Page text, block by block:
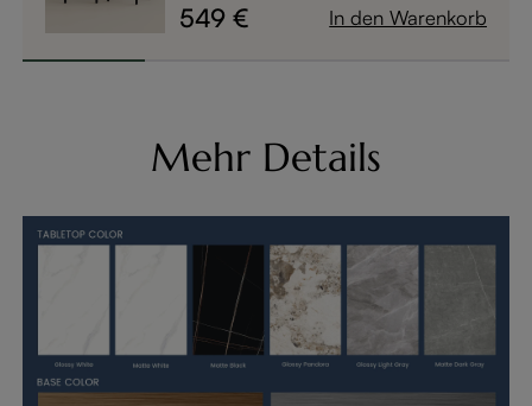
549 € In den Warenkorb
Mehr Details